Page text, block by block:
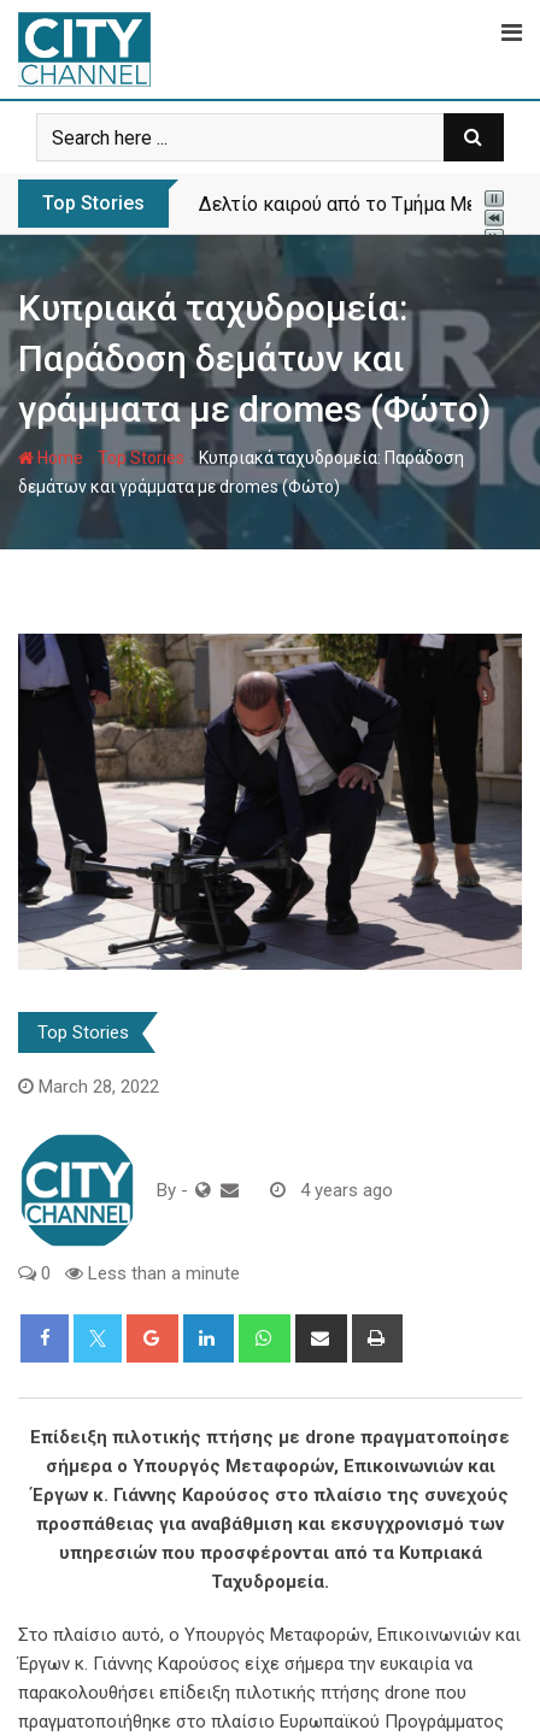
Skip
content
Top Stories Δελτίο καιρού από το Τμήμα
Κυπριακά ταχυδρομεία:
Παράδοση δεμάτων και
γράμματα με dromes (Φώτο)
Home -Top Stories - Κυπριακά ταχυδρομεία: Παράδοση
δεμάτων και γράμματα με dromes (Φώτο)
Top Stories
March 28, 2022
By - 4 years ago
0 Less than a minute
Google+ LinkedIn WhatsappShare
Επίδειξη πιλοτικής πτήσης με drone πραγματοποίησε
σήμερα ο Υπουργός Μεταφορών, Επικοινωνιών και
Έργων κ. Γιάννης Καρούσος στο πλαίσιο της συνεχούς
προσπάθειας για αναβάθμιση και εκσυγχρονισμό των
υπηρεσιών που προσφέρονται από τα Κυπριακά
Ταχυδρομεία.
Στο πλαίσιο αυτό, ο Υπουργός Μεταφορών, Επικοινωνιών και
Έργων κ. Γιάννης Καρούσος είχε σήμερα την ευκαιρία να
παρακολουθήσει επίδειξη πιλοτικής πτήσης drone που
πραγματοποιήθηκε στο πλαίσιο Ευρωπαϊκού Προγράμματος